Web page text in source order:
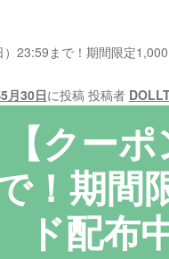
23:59まで！期間限定
月30日に投稿 投稿者
【クー
！期間
ド配布